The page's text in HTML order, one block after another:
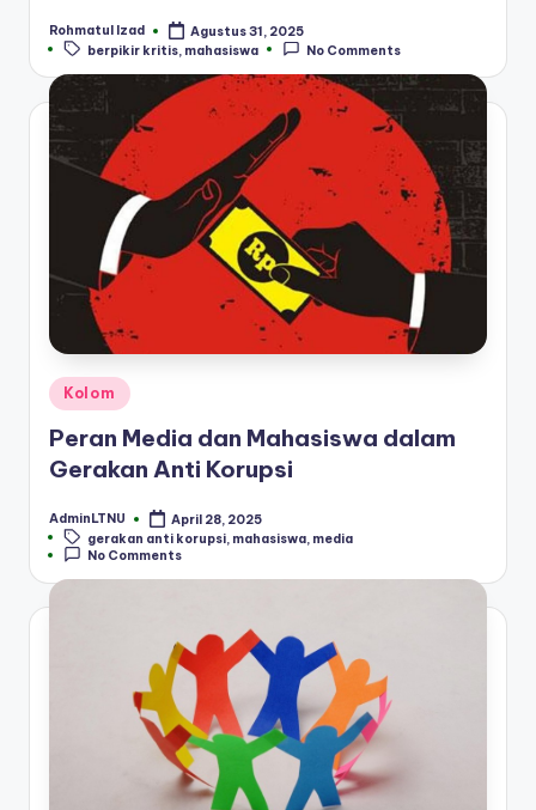
Posted
by
Rohmatul Izad Agustus 31, 2025
Tags:
berpikir kritis mahasiswa No Comments
Posted
in
Kolom
Peran Media dan Mahasiswa dalam
Gerakan Anti Korupsi
Posted
by
AdminLTNU
April 28, 2025
Tags:gerakan anti korupsi mahasiswa media
No Comments